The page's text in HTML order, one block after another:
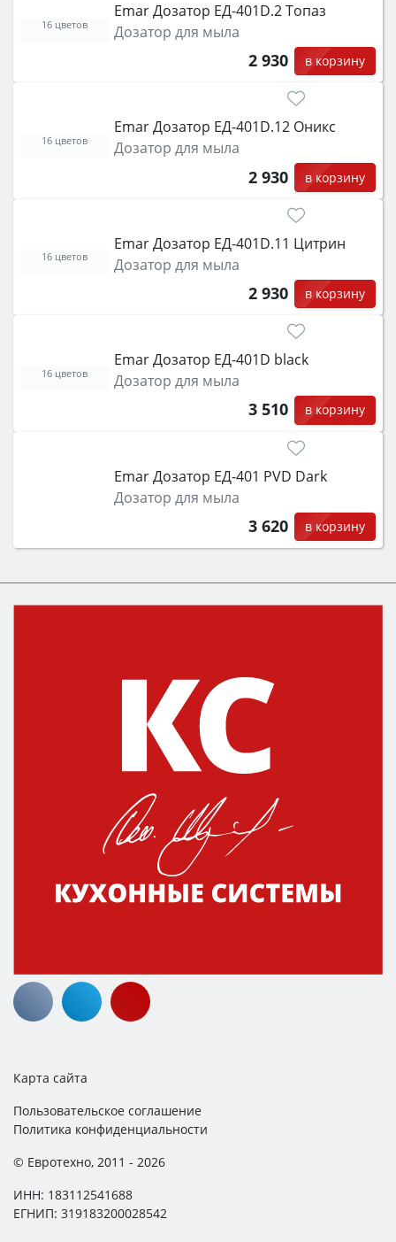
Emar Дозатор ЕД-401D.2 Топаз
Дозатор для мыла
2 930 в корзину
16 цветов
Emar Дозатор ЕД-401D.12 Оникс
Дозатор для мыла
2 930 в корзину
16 цветов
Emar Дозатор ЕД-401D.11 Цитрин
Дозатор для мыла
2 930 в корзину
16 цветов
Emar Дозатор ЕД-401D black
Дозатор для мыла
3 510 в корзину
16 цветов
Emar Дозатор ЕД-401 PVD Dark
Дозатор для мыла
3 620 в корзину
Карта сайта
Пользовательское соглашение
Политика конфиденциальности
© Евротехно, 2011 - 2026
ИНН: 183112541688
ЕГНИП: 319183200028542